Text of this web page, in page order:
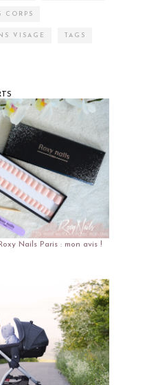
CORPS
VISAGE TAGS
Nails Paris : mon avis !